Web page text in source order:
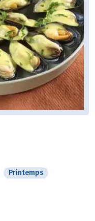
Printemps